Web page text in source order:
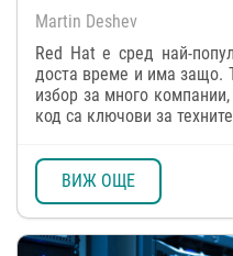
Martin Deshev
Red Hat е сред най-
доста време и има защо.
избор за много
код са ключови за
ВИЖ ОЩЕ